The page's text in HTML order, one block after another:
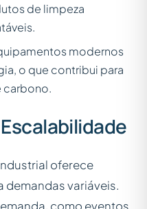
de limpeza
modernos
o que contribui para
carbono.
oferece
demandas variáveis.
como eventos